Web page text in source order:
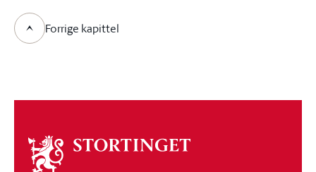
Forrige kapittel
Om
stortinget